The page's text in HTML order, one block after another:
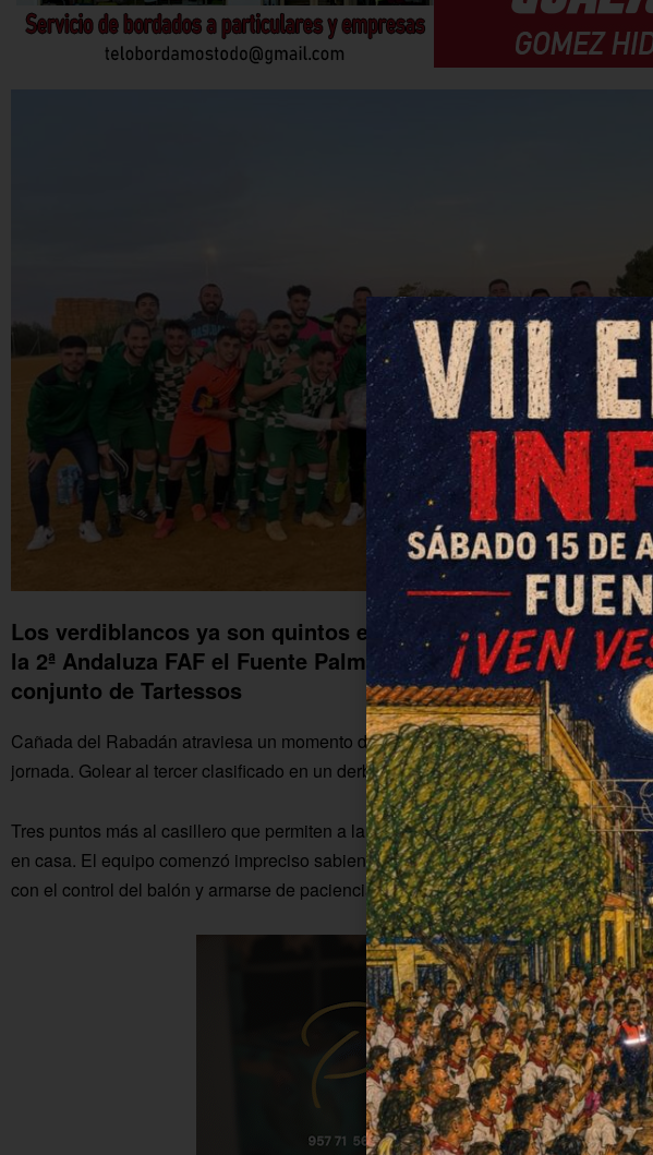
Los verdiblancos ya son quintos en la tabla tras vencer 4-1
la 2ª Andaluza FAF el Fuente Palmera perdió 0-1 en casa y
conjunto de Tartessos
Cañada del Rabadán atraviesa un momento dulce en la competición cuando se ha
jornada. Golear al tercer clasificado en un derbi comarcal es muy significativo.
Tres puntos más al casillero que permiten a la escuadra de Aitor Fernández
en casa. El equipo comenzó impreciso sabiendo que se jugaba mucho. Sin
con el control del balón y armarse de paciencia para saber que intentándolo, el